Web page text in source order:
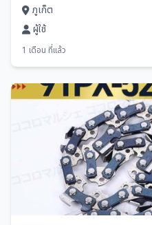
ภูเก็ต
ผู้ใช้
1 เดือน ที่แล้ว